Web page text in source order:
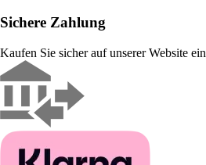
Sichere Zahlung
Kaufen Sie sicher auf unserer Website ein